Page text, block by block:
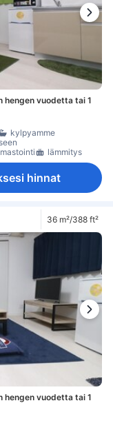
hengen vuodetta tai 1
kylpyamme
lämmitys
hinnat
36 m²/388 ft²
hengen vuodetta tai 1